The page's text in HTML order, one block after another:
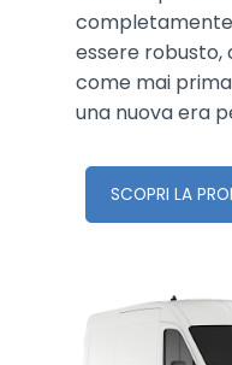
essere
come mai
una nuova era
SCOPRI LA